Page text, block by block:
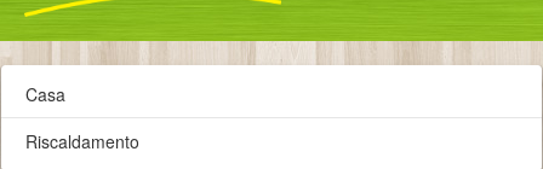
Casa
Riscaldamento